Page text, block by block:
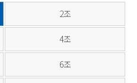
2조
4조
6조